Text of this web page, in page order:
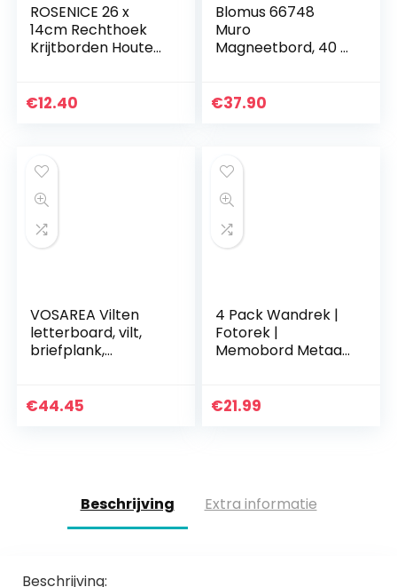
ROSENICE 26 x
14cm Rechthoek
Krijtborden Houten
Thuis Keuken
€12.40
Blomus 66748
Muro
Magneetbord, 40 X
€37.90
VOSAREA Vilten
letterboard, vilt,
briefplank,
met standaard,
€44.45
4 Pack Wandrek |
Fotorek |
Memobord Metaal
Fotolijst | Voor
€21.99
Beschrijving Extra informatie
Beschrijving: